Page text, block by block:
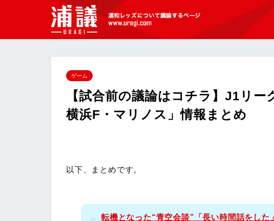
[浦議]浦和レッズについて議論するペ
ゲーム
【試合前の議論はコチラ】J1リ
横浜F・マリノス」情報まとめ
以下、まとめです。
転機となった“青空会談”「長い時間話をし